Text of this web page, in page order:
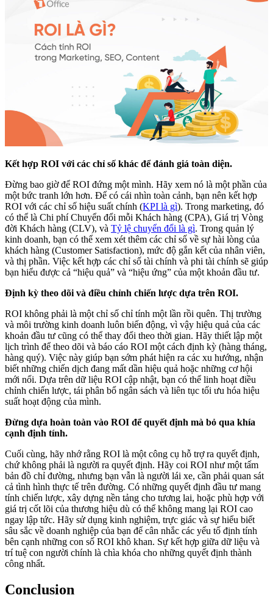
Kết hợp ROI với các chỉ số khác để đánh giá toàn diện.
Đừng bao giờ để ROI đứng một mình. Hãy xem nó là một phần của
một bức tranh lớn hơn. Để có cái nhìn toàn cảnh, bạn nên kết hợp
ROI với các chỉ số hiệu suất chính (KPI là gì). Trong marketing, đó
có thể là Chi phí Chuyển đổi mỗi Khách hàng (CPA), Giá trị Vòng
đời Khách hàng (CLV), và Tỷ lệ chuyển đổi là gì. Trong quản lý
kinh doanh, bạn có thể xem xét thêm các chỉ số về sự hài lòng của
khách hàng (Customer Satisfaction), mức độ gắn kết của nhân viên,
và thị phần. Việc kết hợp các chỉ số tài chính và phi tài chính sẽ giúp
bạn hiểu được cả “hiệu quả” và “hiệu ứng” của một khoản đầu tư.
Định kỳ theo dõi và điều chỉnh chiến lược dựa trên ROI.
ROI không phải là một chỉ số chỉ tính một lần rồi quên. Thị trường
và môi trường kinh doanh luôn biến động, vì vậy hiệu quả của các
khoản đầu tư cũng có thể thay đổi theo thời gian. Hãy thiết lập một
lịch trình để theo dõi và báo cáo ROI một cách định kỳ (hàng tháng,
hàng quý). Việc này giúp bạn sớm phát hiện ra các xu hướng, nhận
biết những chiến dịch đang mất dần hiệu quả hoặc những cơ hội
mới nổi. Dựa trên dữ liệu ROI cập nhật, bạn có thể linh hoạt điều
chỉnh chiến lược, tái phân bổ ngân sách và liên tục tối ưu hóa hiệu
suất hoạt động của mình.
Đừng dựa hoàn toàn vào ROI để quyết định mà bỏ qua khía
cạnh định tính.
Cuối cùng, hãy nhớ rằng ROI là một công cụ hỗ trợ ra quyết định,
chứ không phải là người ra quyết định. Hãy coi ROI như một tấm
bản đồ chỉ đường, nhưng bạn vẫn là người lái xe, cần phải quan sát
cả tình hình thực tế trên đường. Có những quyết định đầu tư mang
tính chiến lược, xây dựng nền tảng cho tương lai, hoặc phù hợp với
giá trị cốt lõi của thương hiệu dù có thể không mang lại ROI cao
ngay lập tức. Hãy sử dụng kinh nghiệm, trực giác và sự hiểu biết
sâu sắc về doanh nghiệp của bạn để cân nhắc các yếu tố định tính
bên cạnh những con số ROI khô khan. Sự kết hợp giữa dữ liệu và
trí tuệ con người chính là chìa khóa cho những quyết định thành
công nhất.
Conclusion